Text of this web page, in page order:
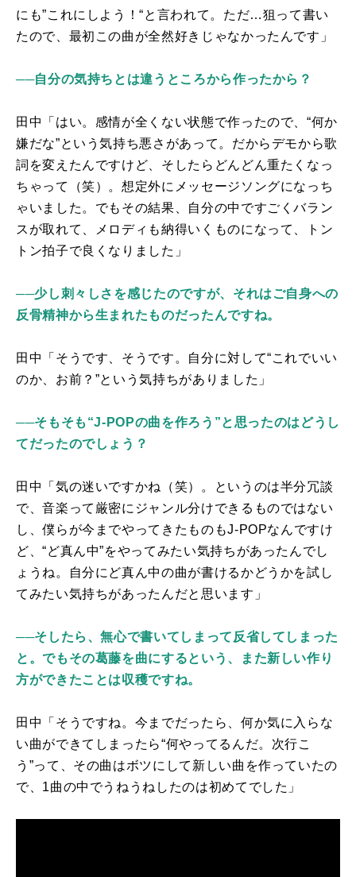
にも”これにしよう！“と言われて。ただ…狙って書い
たので、最初この曲が全然好きじゃなかったんです」
──自分の気持ちとは違うところから作ったから？
田中「はい。感情が全くない状態で作ったので、“何か
嫌だな”という気持ち悪さがあって。だからデモから歌
詞を変えたんですけど、そしたらどんどん重たくなっ
ちゃって（笑）。想定外にメッセージソングになっち
ゃいました。でもその結果、自分の中ですごくバラン
スが取れて、メロディも納得いくものになって、トン
トン拍子で良くなりました」
──少し刺々しさを感じたのですが、それはご自身への
反骨精神から生まれたものだったんですね。
田中「そうです、そうです。自分に対して“これでいい
のか、お前？”という気持ちがありました」
──そもそも“J-POPの曲を作ろう”と思ったのはどうし
てだったのでしょう？
田中「気の迷いですかね（笑）。というのは半分冗談
で、音楽って厳密にジャンル分けできるものではない
し、僕らが今までやってきたものもJ-POPなんですけ
ど、“ど真ん中”をやってみたい気持ちがあったんでし
ょうね。自分にど真ん中の曲が書けるかどうかを試し
てみたい気持ちがあったんだと思います」
──そしたら、無心で書いてしまって反省してしまった
と。でもその葛藤を曲にするという、また新しい作り
方ができたことは収穫ですね。
田中「そうですね。今までだったら、何か気に入らな
い曲ができてしまったら“何やってるんだ。次行こ
う”って、その曲はボツにして新しい曲を作っていたの
で、1曲の中でうねうねしたのは初めてでした」